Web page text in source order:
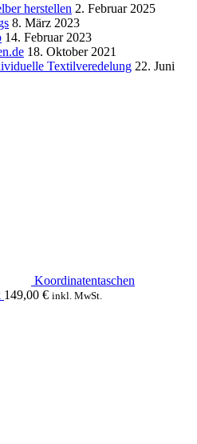
herstellen 2. Februar 2025
8. März 2023
14. Februar 2023
18. Oktober 2021
Textilveredelung 22. Juni
Koordinatentaschen
149,00 € inkl. MwSt.